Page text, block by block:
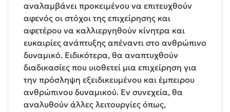
αναλαμβάνει προκειμένου να επιτευχθούν
αφενός οι στόχοι της επιχείρησης και
αφετέρου να καλλιεργηθούν κίνητρα και
ευκαιρίες ανάπτυξης απέναντι στο ανθρώπινο
δυναμικό. Ειδικότερα, θα αναπτυχθούν
διαδικασίες που υιοθετεί μια επιχείρηση για
την πρόσληψη εξειδικευμένου και έμπειρου
ανθρώπινου δυναμικού. Εν συνεχεία, θα
αναλυθούν άλλες λειτουργίες όπως,